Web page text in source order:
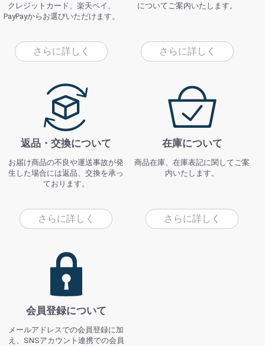
クレジットカード、楽天ペイ、
PayPayからお選びいただけます。
さらに詳しく
についてご案内いたします。
さらに詳しく
返品・交換について
お届け商品の不良や運送事故が発
生した場合には返品、交換を承っ
ております。
さらに詳しく
在庫について
商品在庫、在庫表記に関してご案
内いたします。
さらに詳しく
会員登録について
メールアドレスでの会員登録に加
え、SNSアカウント連携での会員